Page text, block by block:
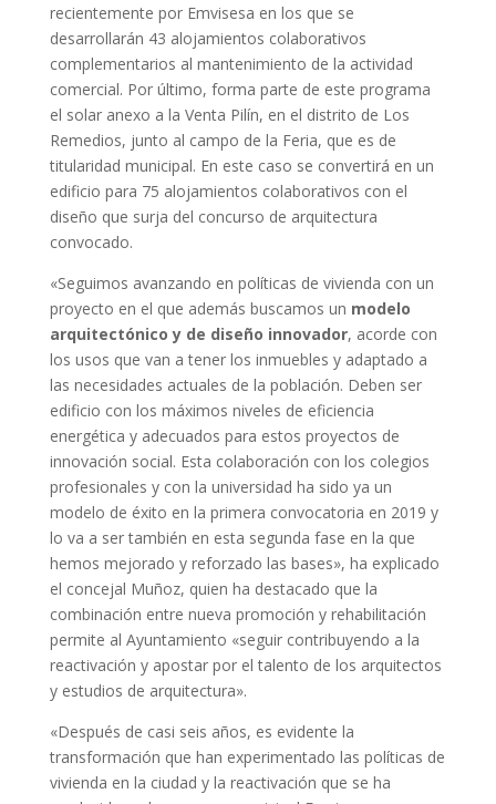
recientemente por Emvisesa en los que se
desarrollarán 43 alojamientos colaborativos
complementarios al mantenimiento de la actividad
comercial. Por último, forma parte de este programa
el solar anexo a la Venta Pilín, en el distrito de Los
Remedios, junto al campo de la Feria, que es de
titularidad municipal. En este caso se convertirá en un
edificio para 75 alojamientos colaborativos con el
diseño que surja del concurso de arquitectura
convocado.
«Seguimos avanzando en políticas de vivienda con un
proyecto en el que además buscamos un modelo
arquitectónico y de diseño innovador, acorde con
los usos que van a tener los inmuebles y adaptado a
las necesidades actuales de la población. Deben ser
edificio con los máximos niveles de eficiencia
energética y adecuados para estos proyectos de
innovación social. Esta colaboración con los colegios
profesionales y con la universidad ha sido ya un
modelo de éxito en la primera convocatoria en 2019 y
lo va a ser también en esta segunda fase en la que
hemos mejorado y reforzado las bases», ha explicado
el concejal Muñoz, quien ha destacado que la
combinación entre nueva promoción y rehabilitación
permite al Ayuntamiento «seguir contribuyendo a la
reactivación y apostar por el talento de los arquitectos
y estudios de arquitectura».
«Después de casi seis años, es evidente la
transformación que han experimentado las políticas de
vivienda en la ciudad y la reactivación que se ha